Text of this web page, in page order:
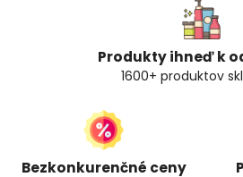
Produkty ihneď k
1600+ produktov
Bezkonkurenčné ceny